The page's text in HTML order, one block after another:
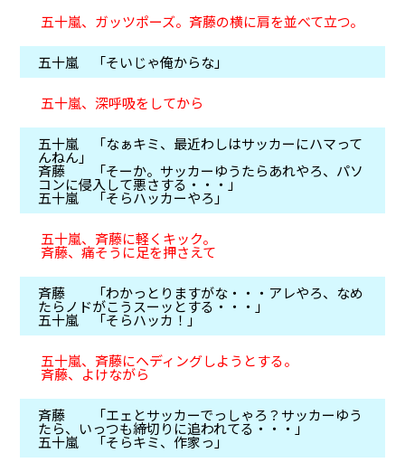
五十嵐、ガッツポーズ。斉藤の横に肩を並べて立つ。
五十嵐 「そいじゃ俺からな」
五十嵐、深呼吸をしてから
五十嵐 「なぁキミ、最近わしはサッカーにハマって
んねん」
斉藤 「そーか。サッカーゆうたらあれやろ、パソ
コンに侵入して悪さする・・・」
五十嵐 「そらハッカーやろ」
五十嵐、斉藤に軽くキック。
斉藤、痛そうに足を押さえて
斉藤 「わかっとりますがな・・・アレやろ、なめ
たらノドがこうスーッとする・・・」
五十嵐 「そらハッカ！」
五十嵐、斉藤にヘディングしようとする。
斉藤、よけながら
斉藤 「エェとサッカーでっしゃろ？サッカーゆう
たら、いっつも締切りに追われてる・・・」
五十嵐 「そらキミ、作家っ」